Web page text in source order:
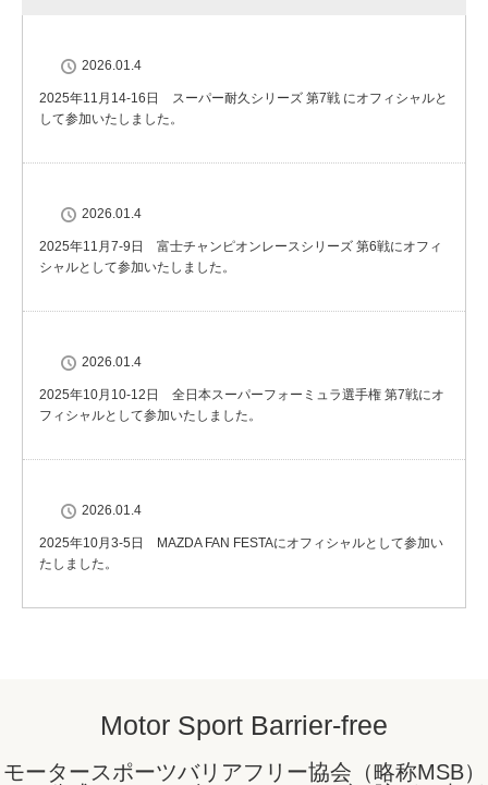
2026.01.4
2025年11月14-16日 スーパー耐久シリーズ 第7戦 にオフィシャルと
して参加いたしました。
2026.01.4
2025年11月7-9日 富士チャンピオンレースシリーズ 第6戦にオフィ
シャルとして参加いたしました。
2026.01.4
2025年10月10-12日 全日本スーパーフォーミュラ選手権 第7戦にオ
フィシャルとして参加いたしました。
2026.01.4
2025年10月3-5日 MAZDA FAN FESTAにオフィシャルとして参加い
たしました。
Motor Sport Barrier-free
モータースポーツバリアフリー協会（略称MSB）